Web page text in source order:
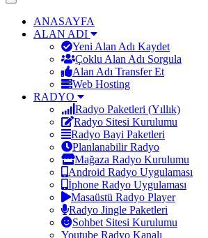
Toggle
navigationANASAYFA
ALAN ADI
Yeni Alan Adı Kaydet
Çoklu Alan Adı Sorgula
Alan Adı Transfer Et
Web Hosting
RADYO
Radyo Paketleri (Yıllık)
Radyo Sitesi Kurulumu
Radyo Bayi Paketleri
Planlanabilir Radyo
Mağaza Radyo Kurulumu
Android Radyo Uygulaması
İphone Radyo Uygulaması
Masaüstü Radyo Player
Radyo Jingle Paketleri
Sohbet Sitesi Kurulumu
Youtube Radyo Kanalı